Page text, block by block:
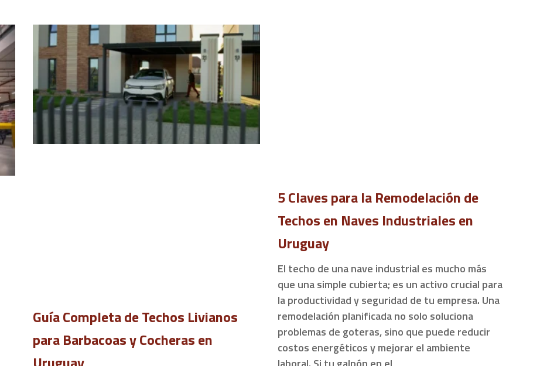
Guía Completa de Techos Livianos
para Barbacoas y Cocheras en
5 Claves para la Remodelación de
Techos en Naves Industriales en
Uruguay
El techo de una nave industrial es mucho más
que una simple cubierta; es un activo crucial para
la productividad y seguridad de tu empresa. Una
remodelación planificada no solo soluciona
problemas de goteras, sino que puede reducir
costos energéticos y mejorar el ambiente